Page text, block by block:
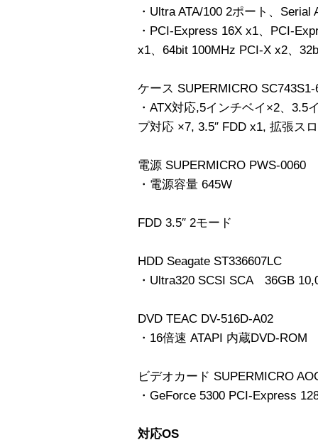
・Ultra ATA/100 2ポート、Serial
・PCI-Express 16X x1、PCI-
x1、64bit 100MHz PCI-X x2、
ケース SUPERMICRO SC743S1-
・ATX対応,5インチベイ×2、3.5
プ対応 ×7, 3.5″ FDD x1, 拡張ス
電源 SUPERMICRO PWS-0060
・電源容量 645W
FDD 3.5″ 2モード
HDD Seagate ST336607LC
・Ultra320 SCSI SCA 36GB
DVD TEAC DV-516D-A02
・16倍速 ATAPI 内蔵DVD-ROM
ビデオカード SUPERMICRO
・GeForce 5300 PCI-Express
対応OS